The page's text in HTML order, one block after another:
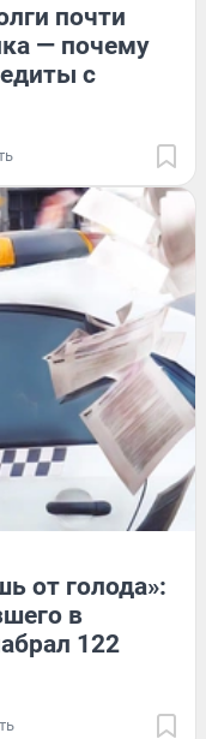
почти
— почему
с
от голода»:
в
122